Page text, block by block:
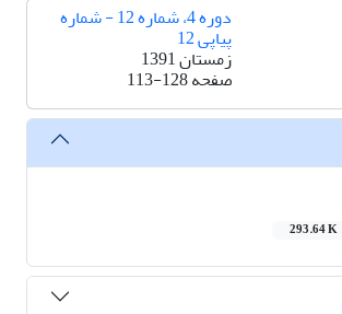
دوره 4، شماره 12 - شماره
پیاپی 12
زمستان 1391
صفحه113-128
293.64 K